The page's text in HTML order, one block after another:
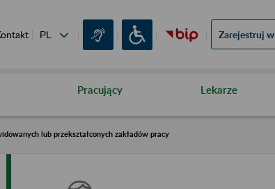
Zarejestruj w
Pracujący Lekarze
lub przekształconych zakładów pracy